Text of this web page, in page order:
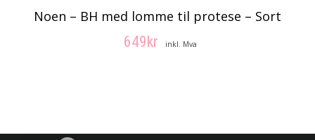
Noen – BH med lomme til protese – Sort
649 kr inkl. Mva